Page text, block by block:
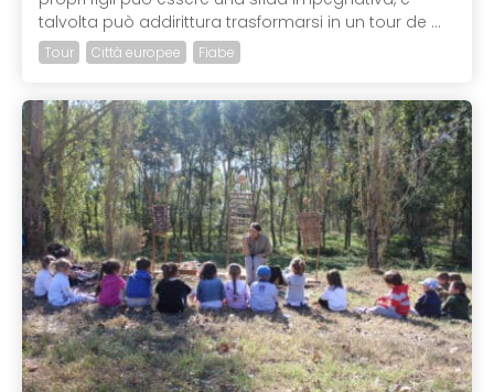
talvolta può addirittura trasformarsi in un tour de ...
Tour Città europee Fiabe